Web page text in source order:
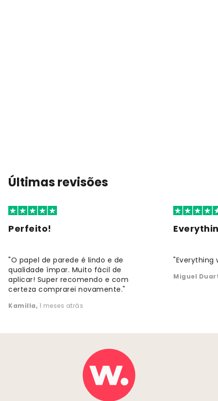
Últimas revisões
Perfeito!
"O papel de parede é lindo e de
qualidade ímpar. Muito fácil de
aplicar! Super recomendo e com
certeza comprarei novamente."
Kamilla, 1 meses atrás
"Everything
Miguel